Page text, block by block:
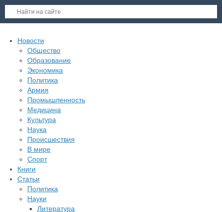
Новости
Общество
Образование
Экономика
Политика
Армия
Промышленность
Медицина
Культура
Наука
Происшествия
В мире
Спорт
Книги
Статьи
Политика
Науки
Литература